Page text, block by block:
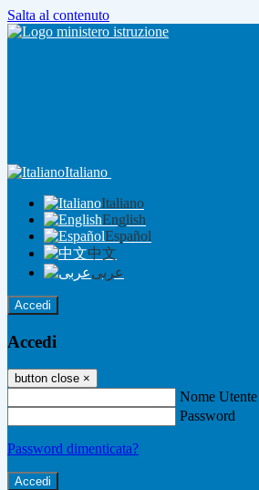
Salta al contenuto
Italiano
Italiano
English
Español
中文
عربى
Accedi
Accedi
button close ×
Nome Utente
Password
Password dimenticata?